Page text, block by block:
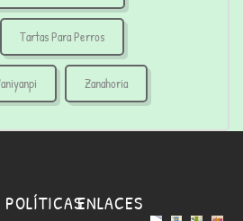
Tartas Para Perros
Zanahoria
POLÍTICASENLACES